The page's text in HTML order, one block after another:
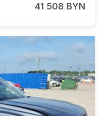
41 508 BYN